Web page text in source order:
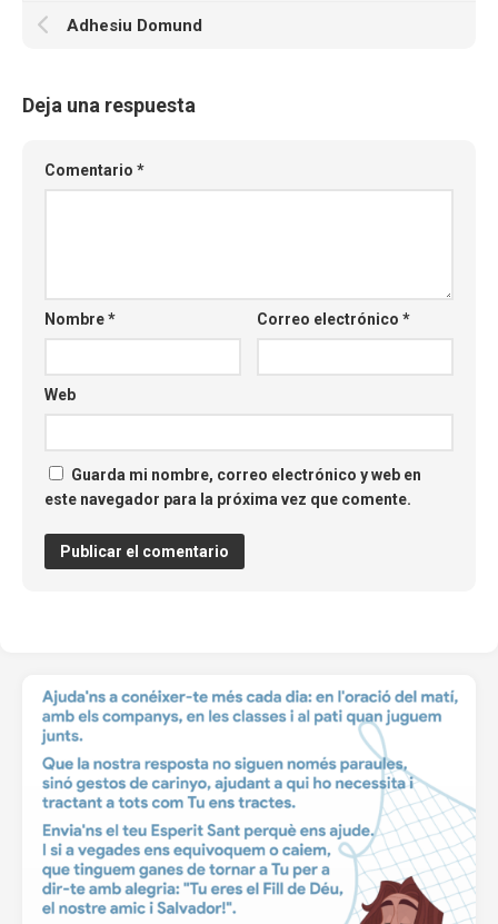
Adhesiu Domund
Deja una respuesta
Comentario *
Nombre* Correo electrónico*
Web
Guarda mi nombre, correo electrónico y web en
este navegador para la próxima vez que comente.